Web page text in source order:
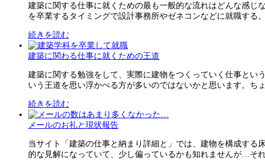
建築に関する仕事に就くための最も一般的な流れはどんな感じ
を卒業するタイミングで設計事務所やゼネコンなどに就職する
続きを読む
建築に関わる仕事に就くための王道
建築に関する勉強をして、実際に建物をつくっていく仕事と
いう王道を思い浮かべる方が多いのではないかと思います。ち
続きを読む
メールのお礼と現状報告
当サイト「建築の仕事と納まり詳細と」では、建物を構成する
的な見解になっていて、少し偏っているかも知れませんが…そ